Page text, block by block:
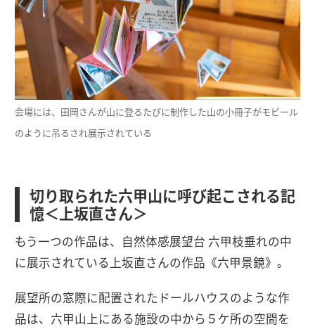
会場には、田岡さんが山に登るたびに制作した山の小冊子がモビール
のように吊るされ展示されている
切り取られた六甲山に呼び起こされる記
憶＜上坂直さん＞
もう一つの作品は、自然体感展望台 六甲枝垂れの中
に展示されている上坂直さんの作品《六甲景鏡》。
展望所の窓際に配置されたドールハウスのような作
品は、六甲山上にある施設の中から５ケ所の空間を